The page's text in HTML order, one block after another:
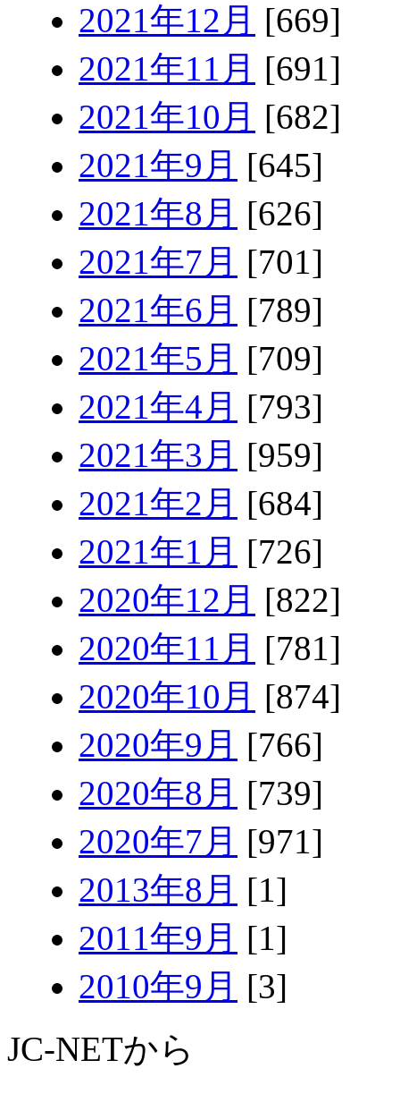
2021年12月 [669]
2021年11月 [691]
2021年10月 [682]
2021年9月 [645]
2021年8月 [626]
2021年7月 [701]
2021年6月 [789]
2021年5月 [709]
2021年4月 [793]
2021年3月 [959]
2021年2月 [684]
2021年1月 [726]
2020年12月 [822]
2020年11月 [781]
2020年10月 [874]
2020年9月 [766]
2020年8月 [739]
2020年7月 [971]
2013年8月 [1]
2011年9月 [1]
2010年9月 [3]
JC-NETから